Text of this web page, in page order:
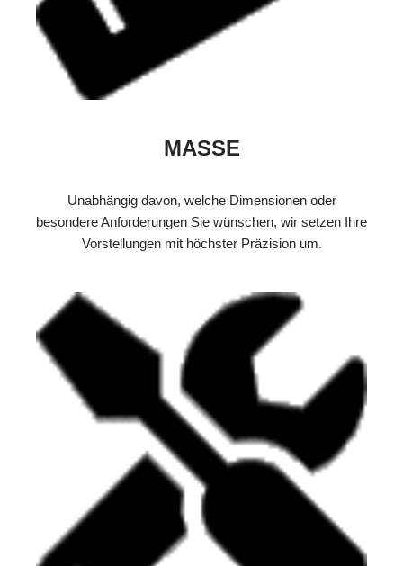
MASSE
Unabhängig davon, welche Dimensionen oder
besondere Anforderungen Sie wünschen, wir setzen Ihre
Vorstellungen mit höchster Präzision um.